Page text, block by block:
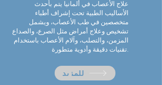
علاج الأعصاب في ألمانيا يتم بأحدث
الأساليب الطبية تحت إشراف أطباء
متخصصين في طب الأعصاب، ويشمل
تشخيص وعلاج أمراض مثل الصرع، والصداع
المزمن، والتصلب، وآلام الأعصاب باستخدام
تقنيات دقيقة وأدوية متطورة.
للمزيد